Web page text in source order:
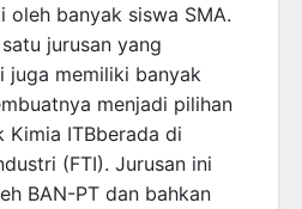
oleh banyak siswa SMA.
jurusan yang
juga memiliki banyak
menjadi pilihan
Kimia ITBberada di
(FTI). Jurusan ini
BAN-PT dan bahkan